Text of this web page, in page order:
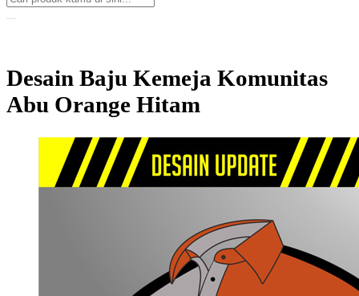
Desain Baju Kemeja Komunitas
Abu Orange Hitam